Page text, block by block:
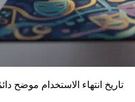
تاريخ انتهاء الاستخدام موضح